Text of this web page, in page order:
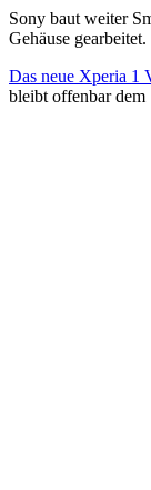
Sony baut weiter
Gehäuse
Das neue Xperia 1
bleibt offenbar dem